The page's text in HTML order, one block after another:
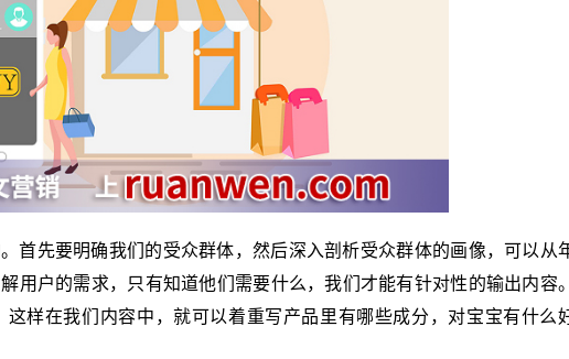
首先要明确我们的受众群体，然后深入剖析受众群体的画像，可以从
用户的需求，只有知道他们需要什么，我们才能有针对性的输出内容。
样在我们内容中，就可以着重写产品里有哪些成分，对宝宝有什么